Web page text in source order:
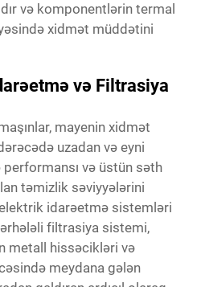
və komponentlərin termal
xidmət müddətini
və Filtrasiya
mayenin xidmət
uzadan və eyni
və üstün səth
təmizlik səviyyələrini
idarəetmə sistemləri
filtrasiya sistemi,
metall hissəcikləri və
meydana gələn